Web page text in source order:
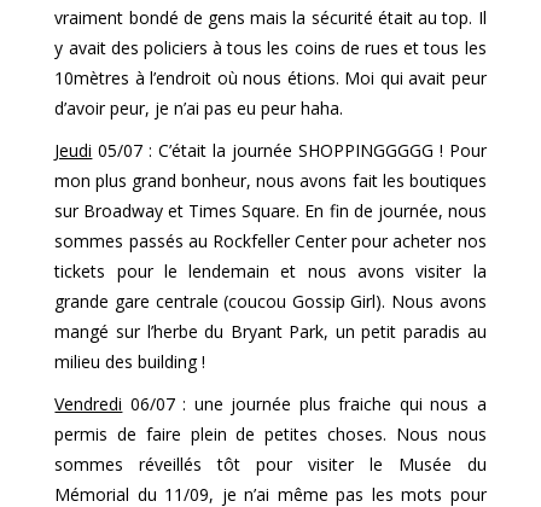
vraiment bondé de gens mais la sécurité était au top. Il
y avait des policiers à tous les coins de rues et tous les
10mètres à l’endroit où nous étions. Moi qui avait peur
d’avoir peur, je n’ai pas eu peur haha.
Jeudi 05/07 : C’était la journée SHOPPINGGGGG ! Pour
mon plus grand bonheur, nous avons fait les boutiques
sur Broadway et Times Square. En fin de journée, nous
sommes passés au Rockfeller Center pour acheter nos
tickets pour le lendemain et nous avons visiter la
grande gare centrale (coucou Gossip Girl). Nous avons
mangé sur l’herbe du Bryant Park, un petit paradis au
milieu des building !
Vendredi 06/07 : une journée plus fraiche qui nous a
permis de faire plein de petites choses. Nous nous
sommes réveillés tôt pour visiter le Musée du
Mémorial du 11/09, je n’ai même pas les mots pour